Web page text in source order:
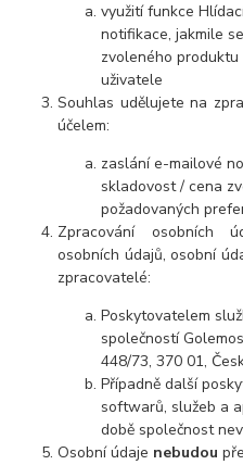
využití funkce
notifikace, jakmile
zvoleného
uživatele
Souhlas udělujete na
účelem:
zaslání e-mailové
skladovost / cena
požadovaných
Zpracování osobních
osobních údajů, osobní
zpracovatelé:
Poskytovatelem
společností
448/73, 370 01,
Případně další
softwarů, služeb a
době společnost
Osobní údaje nebudou